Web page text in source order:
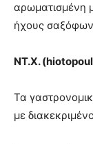
αρωματισμένη
ήχους
ΝΤ.Χ. (
Τα
με